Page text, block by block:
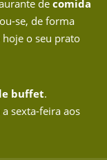
decomida
se, de forma
hoje o seu prato
buffet.
sexta-feira aos